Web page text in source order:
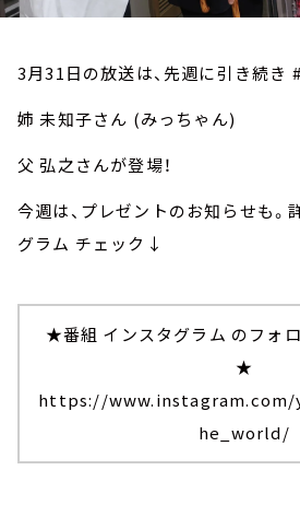
3月31日の放送は、先週に引き続き
姉 未知子さん (みっちゃん)
父 弘之さんが登場！
今週は、プレゼントのお知らせも。
グラム チェック↓
★番組 インスタグラム のフォ
★
https://
he_world/